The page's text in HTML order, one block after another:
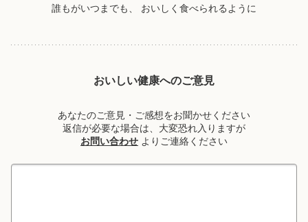
誰もがいつまでも、 おいしく食べられるように
おいしい健康へのご意見
あなたのご意見・ご感想をお聞かせください
返信が必要な場合は、大変恐れ入りますが
お問い合わせ よりご連絡ください